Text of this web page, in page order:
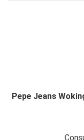
Pepe Jeans